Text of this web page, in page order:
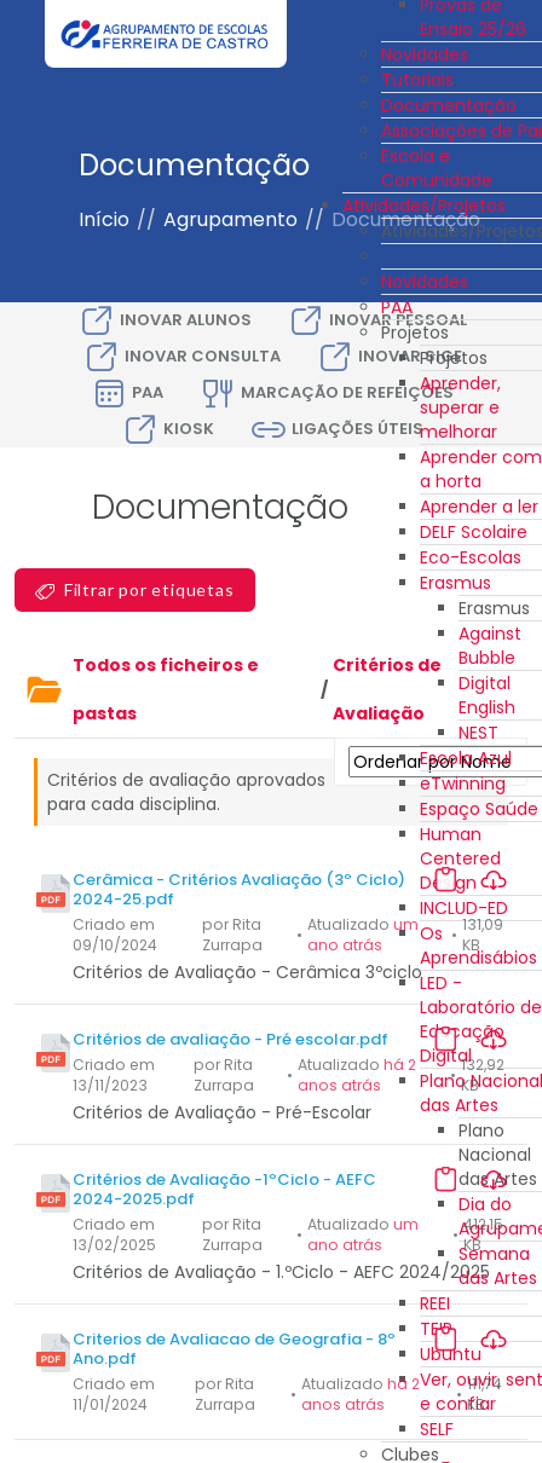
Ensaio 25/26
Novidades
Tutoriais
Documentação
Associações de
Escola e
Comunidade
Atividades/Projetos
Atividades/
Novidades
PAA
Projetos
Projetos
Aprender,
superar e
melhorar
Aprender com
a horta
Aprender a ler
DELF Scolaire
Eco-Escolas
Erasmus
Erasmus
Against
Bubble
Digital
English
NEST
Escola Azul
eTwinning
Espaço Saúde
Human
Centered
Design
INCLUD-ED
Os
Aprendisábios
LED -
Laboratório de
Educação
Digital
Plano Nacional
das Artes
Plano
Nacional
das Artes
Dia do
Semana
das Artes
REEI
TEIP
Ubuntu
Ver, ouvir,
e confiar
SELF
Clubes
Documentação
Início // Agrupamento // Documentação
INOVAR ALUNOS
INOVAR PESSOAL
INOVAR CONSULTA
INOVAR SIGE
PAA
MARCAÇÃO DE REFEIÇÕES
KIOSK
LIGAÇÕES ÚTEIS
Documentação
Filtrar por etiquetas
Todos os ficheiros e
pastas
/
Critérios de
Avaliação
Critérios de avaliação aprovados
para cada disciplina.
Cerâmica - Critérios Avaliação (3º Ciclo)
2024-25.pdf
Criado em
09/10/2024
por Rita
Zurrapa
• Atualizadoum
ano atrás
• 131,09
KB
Critérios de Avaliação - Cerâmica 3ºciclo
Critérios de avaliação - Pré escolar.pdf
Criado em
13/11/2023
por Rita
Zurrapa
• Atualizado há 2
anos atrás
• 132,92
KB
Critérios de Avaliação - Pré-Escolar
Critérios de Avaliação -1ºCiclo - AEFC
2024-2025.pdf
Criado em
13/02/2025
por Rita
Zurrapa
• Atualizadoum
ano atrás
• 412,15
KB
Critérios de Avaliação - 1.ºCiclo - AEFC 2024/2025
Criterios de Avaliacao de Geografia - 8º
Ano.pdf
Criado em
11/01/2024
por Rita
Zurrapa
• Atualizado há 2
anos atrás
• 111,74
KB